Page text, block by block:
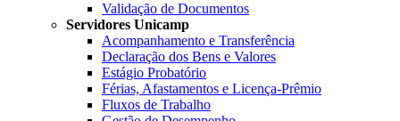
Validação de Documentos
Servidores Unicamp
Acompanhamento e Transferência
Declaração dos Bens e Valores
Estágio Probatório
Férias, Afastamentos e Licença-Prêmio
Fluxos de Trabalho